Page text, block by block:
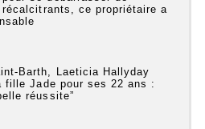
récalcitrants, ce propriétaire a
Barth, Laeticia Hallyday
fille Jade pour ses 22 ans :
réussite”